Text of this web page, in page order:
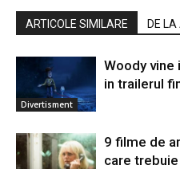
ARTICOLE SIMILARE DE
Divertisment
Woody vine
in trailerul
9 filme de
care